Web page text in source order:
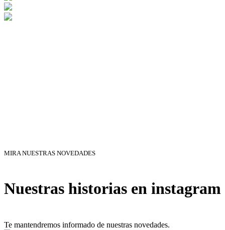
MIRA NUESTRAS NOVEDADES
Nuestras historias en instagram
Te mantendremos informado de nuestras novedades.